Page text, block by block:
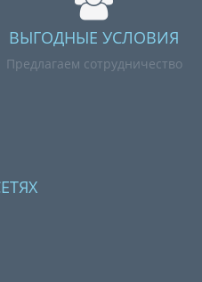
ВЫГОДНЫЕ УСЛОВИЯ
Предлагаем сотрудничество